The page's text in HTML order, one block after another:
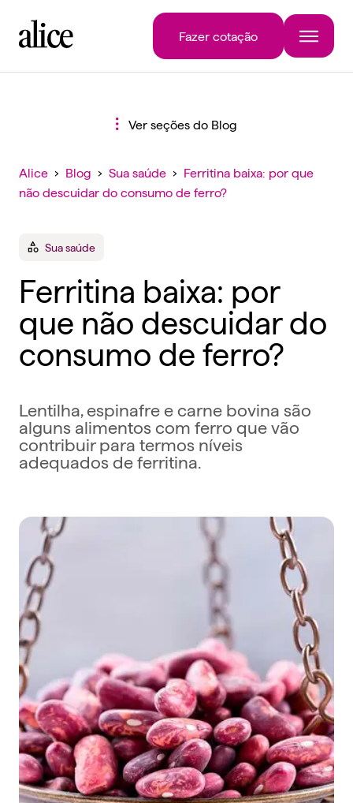
Fazer cotação
Ver seções do Blog
Alice › Blog › Sua saúde › Ferritina baixa: por que
não descuidar do consumo de ferro?
Sua saúde
Ferritina baixa: por
que não descuidar do
consumo de ferro?
Lentilha, espinafre e carne bovina são
alguns alimentos com ferro que vão
contribuir para termos níveis
adequados de ferritina.